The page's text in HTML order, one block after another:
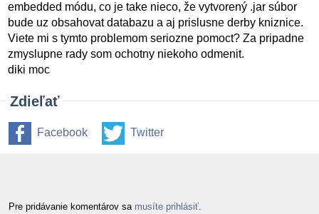
embedded módu, co je take nieco, že vytvorený .jar súbor
bude uz obsahovat databazu a aj prislusne derby kniznice.
Viete mi s tymto problemom seriozne pomoct? Za pripadne
zmyslupne rady som ochotny niekoho odmenit.
diki moc
Zdieľať
Facebook Twitter
Pre pridávanie komentárov sa musíte prihlásiť